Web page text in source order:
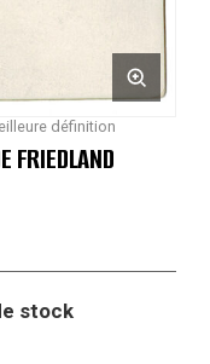
définition
FRIEDLAND
stock